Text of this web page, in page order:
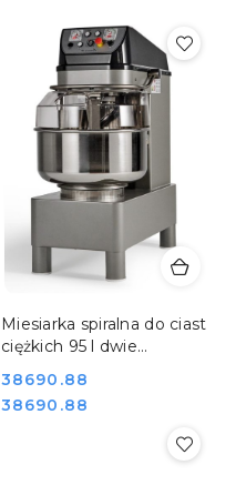
Miesiarka spiralna do ciast
ciężkich 95 l dwie
Quality Cuppone CNV60
Cena:
38690.88
Cena:
38690.88